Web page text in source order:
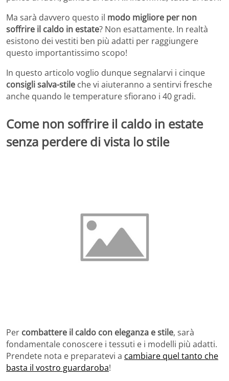
Ma sarà davvero questo il modo migliore per non
soffrire il caldo in estate? Non esattamente. In realtà
esistono dei vestiti ben più adatti per raggiungere
questo importantissimo scopo!
In questo articolo voglio dunque segnalarvi i cinque
consigli salva-stile che vi aiuteranno a sentirvi fresche
anche quando le temperature sfiorano i 40 gradi.
Come non soffrire il caldo in estate
senza perdere di vista lo stile
Per combattere il caldo con eleganza e stile, sarà
fondamentale conoscere i tessuti e i modelli più adatti.
Prendete nota e preparatevi a cambiare quel tanto che
basta il vostro guardaroba!